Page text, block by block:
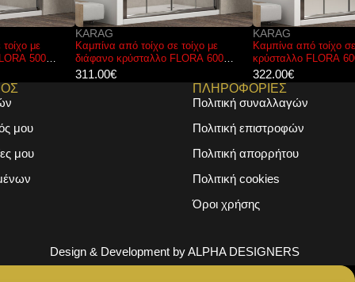
Καμπίνα από τοίχο σε τοίχο με
διάφανο κρύσταλλο FLORA 600
Cromo KARAG 190x190cm
Καμπίνα από τοίχο σε τοίχο με σατινέ
κρύσταλλο FLORA 600 Cromo
KARAG 150x190cm
μου
μου
ΠΛΗΡΟΦΟΡΙΕΣ
Πολιτική συναλλαγών
Πολιτική επιστροφών
Πολιτική απορρήτου
Πολιτική cookies
Όροι χρήσης
Design & Development byALPHA DESIGNERS